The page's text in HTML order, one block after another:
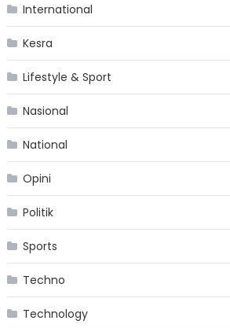
International
Kesra
Lifestyle & Sport
Nasional
National
Opini
Politik
Sports
Techno
Technology